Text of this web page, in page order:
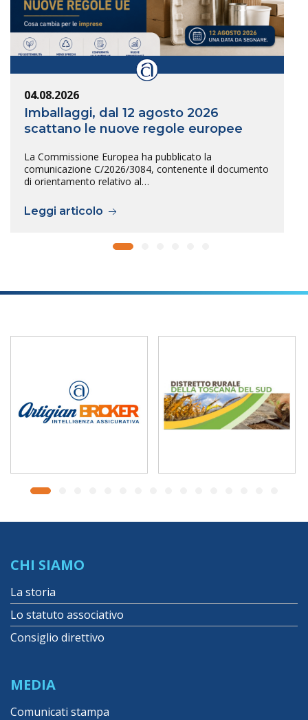
04.08.2026
Imballaggi, dal 12 agosto 2026
scattano le nuove regole europee
La Commissione Europea ha pubblicato la
comunicazione C/2026/3084, contenente il documento
di orientamento relativo al…
Leggi articolo
CHI SIAMO
La storia
Lo statuto associativo
Consiglio direttivo
MEDIA
Comunicati stampa